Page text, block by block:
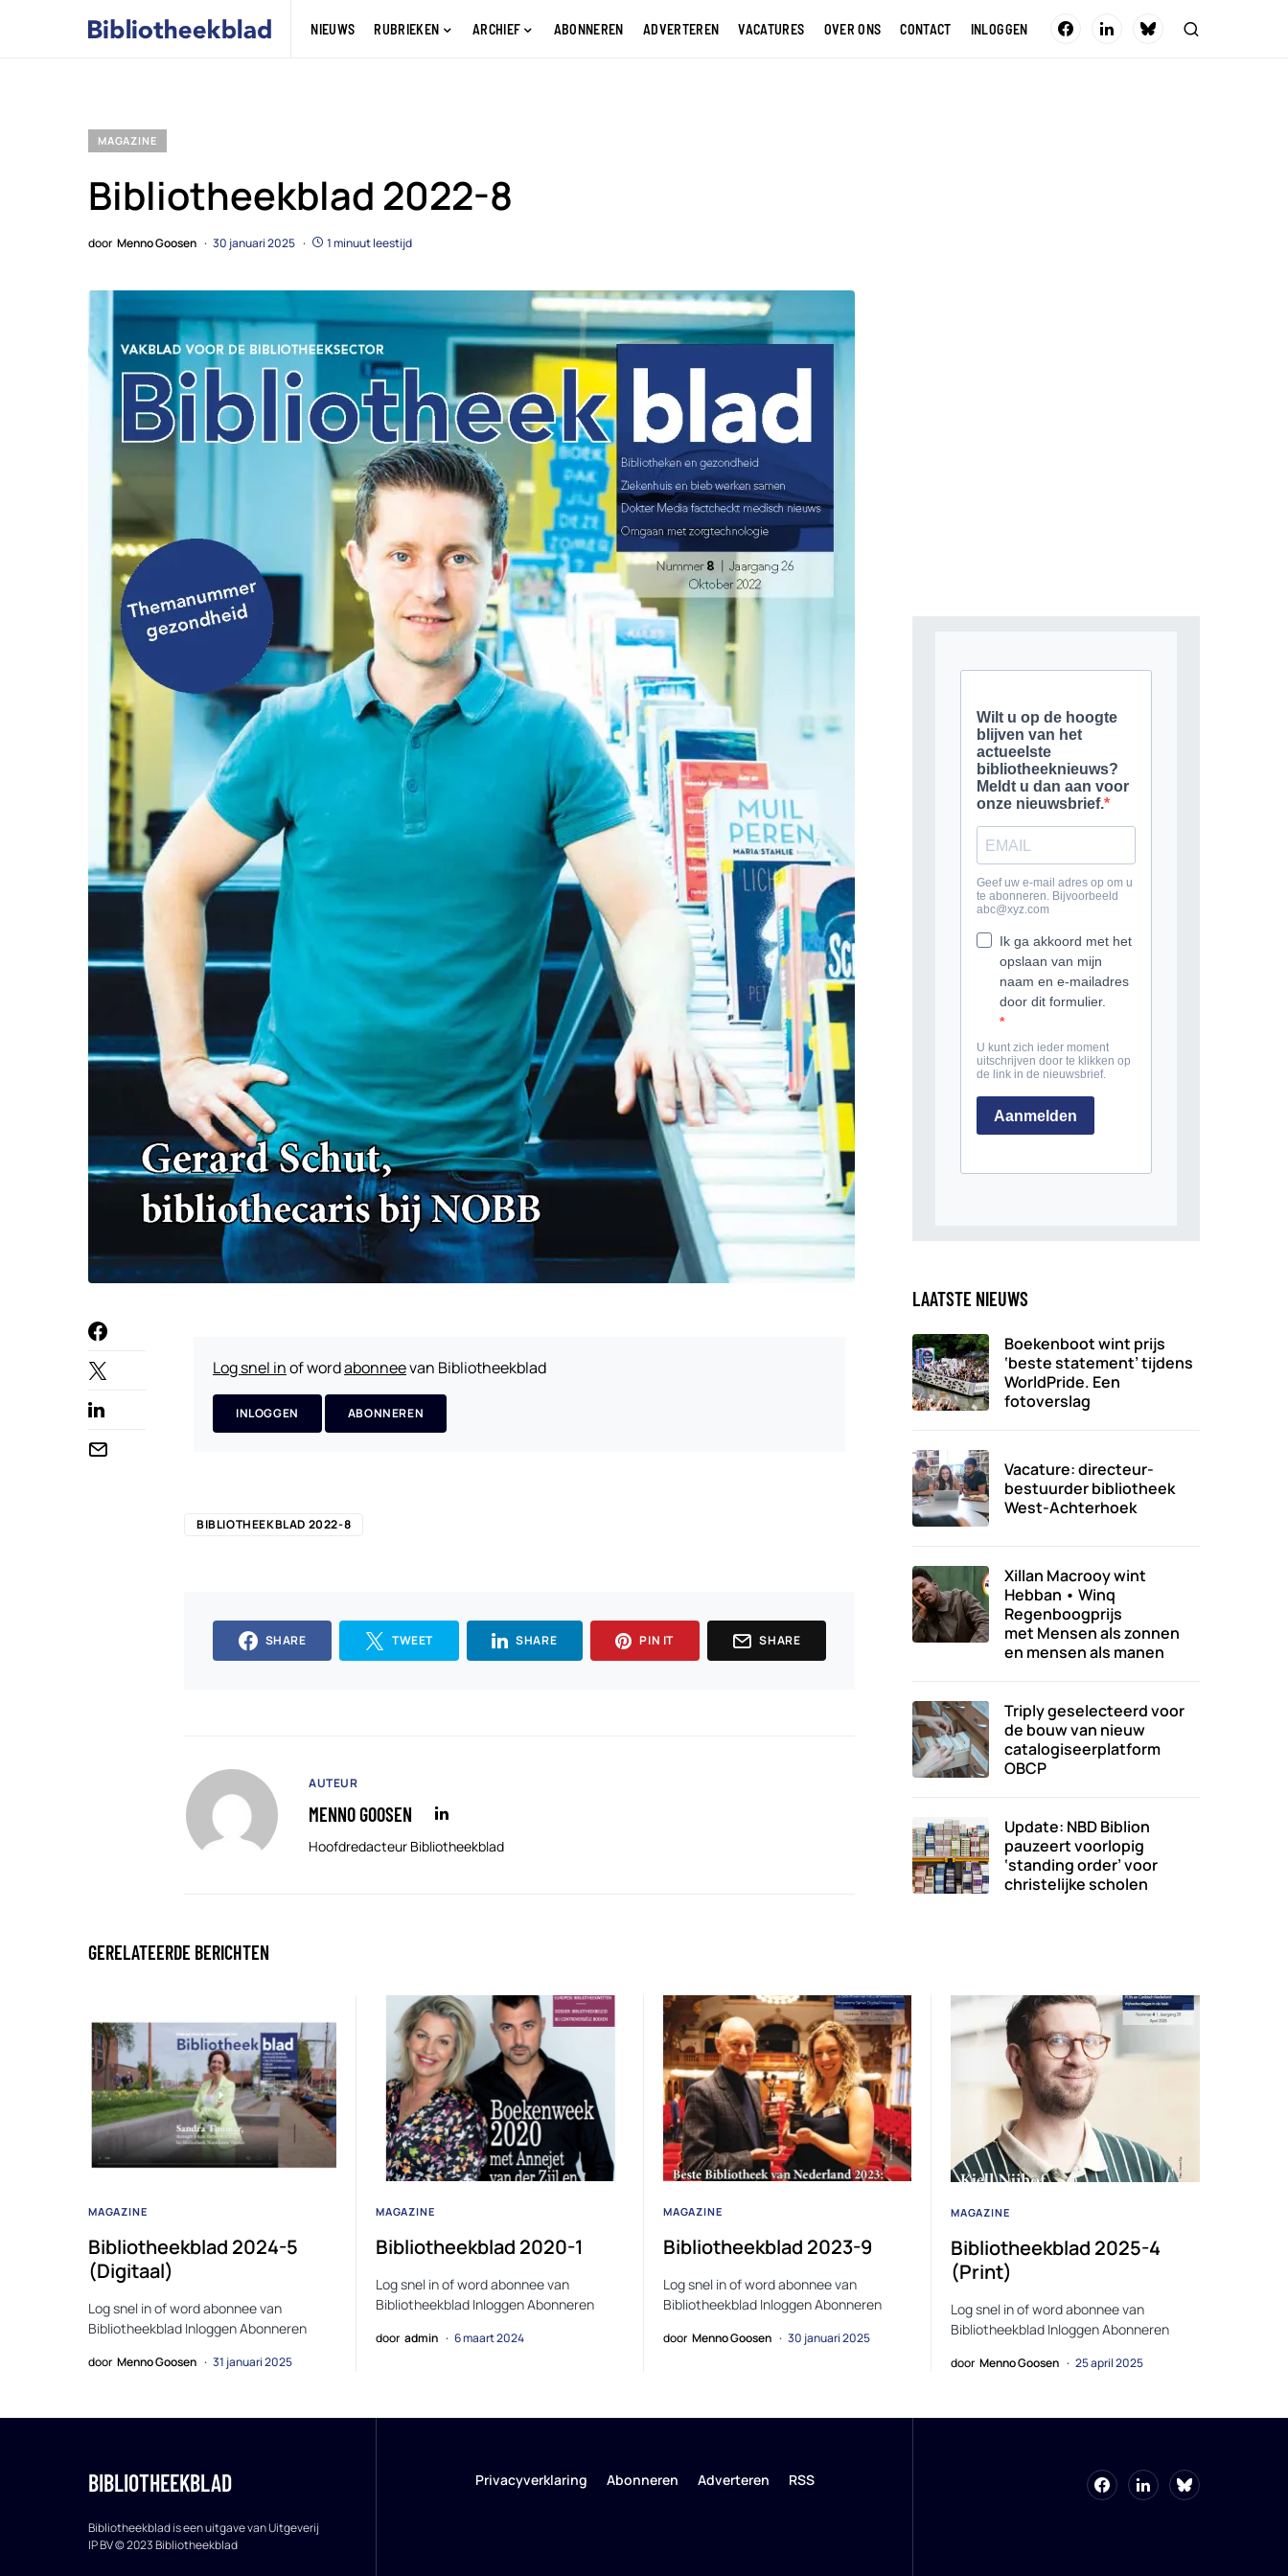
NIEUWS RUBRIEKEN ARCHIEF ABONNEREN ADVERTEREN VACATURES OVER ONS CONTACT INLOGGEN
MAGAZINE
Bibliotheekblad 2022-8
door Menno Goosen 30 januari 2025 1 minuut leestijd
Log snel inof wordabonneevan Bibliotheekblad
INLOGGEN ABONNEREN
BIBLIOTHEEKBLAD 2022-8
SHARE TWEET SHARE PIN IT SHARE
AUTEUR
MENNO GOOSEN
Hoofdredacteur Bibliotheekblad
LAATSTE NIEUWS
Boekenboot wint prijs
‘beste statement’ tijdens
WorldPride. Een
fotoverslag
Vacature: directeur-
bestuurder bibliotheek
West-Achterhoek
Xillan Macrooy wint
Hebban • Winq
Regenboogprijs
met Mensen als zonnen
en mensen als manen
Triply geselecteerd voor
de bouw van nieuw
catalogiseerplatform
OBCP
Update: NBD Biblion
pauzeert voorlopig
‘standing order’ voor
christelijke scholen
GERELATEERDE BERICHTEN
MAGAZINE
Bibliotheekblad 2024-5
(Digitaal)
Log snel in of word abonnee van
Bibliotheekblad Inloggen Abonneren
door Menno Goosen 31 januari 2025
MAGAZINE
Bibliotheekblad 2020-1
Log snel in of word abonnee van
Bibliotheekblad Inloggen Abonneren
door admin 6 maart 2024
MAGAZINE
Bibliotheekblad 2023-9
Log snel in of word abonnee van
Bibliotheekblad Inloggen Abonneren
door Menno Goosen 30 januari 2025
MAGAZINE
Bibliotheekblad 2025-4
(Print)
Log snel in of word abonnee van
Bibliotheekblad Inloggen Abonneren
door Menno Goosen 25 april 2025
BIBLIOTHEEKBLAD
Bibliotheekblad is een uitgave van Uitgeverij
IP BV © 2023 Bibliotheekblad
Privacyverklaring Abonneren Adverteren RSS